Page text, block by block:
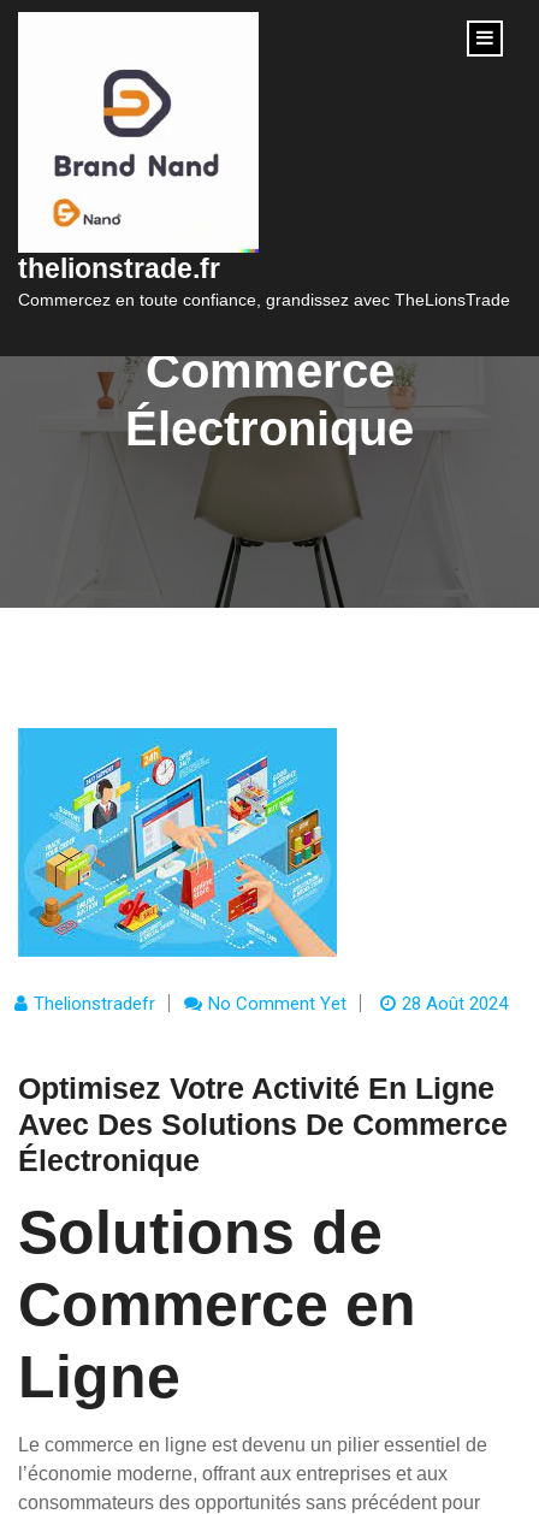
content
thelionstrade.fr
Commercez en toute confiance, grandissez avec TheLionsTrade
Activité en Ligne avec
des Solutions de
Commerce
Électronique
Thelionstradefr No Comment Yet 28 Août 2024
Optimisez Votre Activité En Ligne
Avec Des Solutions De Commerce
Électronique
Solutions de
Commerce en
Ligne
Le commerce en ligne est devenu un pilier essentiel de
l’économie moderne, offrant aux entreprises et aux
consommateurs des opportunités sans précédent pour